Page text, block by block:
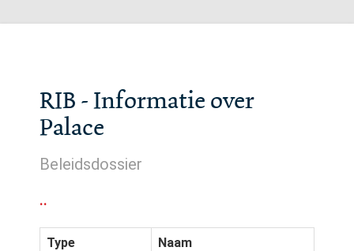
RIB - Informatie over
Palace
Beleidsdossier
..
Type Naam